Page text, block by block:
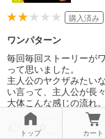
購入済み
ワンパターン
毎回毎回ストーリーが
って思いました。
主人公のヤクザみたい
い言って、主人公が長
大体こんな感じの流れ。
0
トップ カート